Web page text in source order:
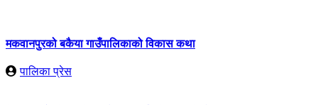
मकवानपुरको बकैया गाउँपालिकाको विकास कथा
पालिका प्रेस